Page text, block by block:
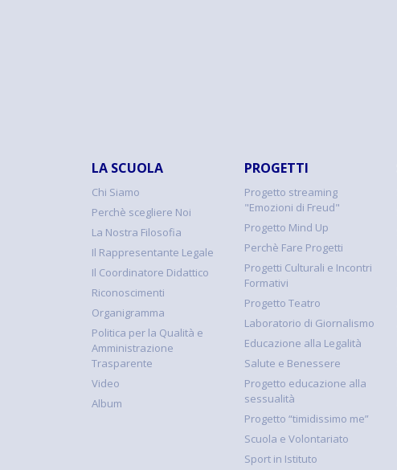
LA SCUOLA
Chi Siamo
Perchè scegliere Noi
La Nostra Filosofia
Il Rappresentante Legale
Il Coordinatore Didattico
Riconoscimenti
Organigramma
Politica per la Qualità e
Amministrazione
Trasparente
Video
Album
PROGETTI
Progetto streaming
"Emozioni di Freud"
Progetto Mind Up
Perchè Fare Progetti
Progetti Culturali e Incontri
Formativi
Progetto Teatro
Laboratorio di Giornalismo
Educazione alla Legalità
Salute e Benessere
Progetto educazione alla
sessualità
Progetto “timidissimo me”
Scuola e Volontariato
Sport in Istituto